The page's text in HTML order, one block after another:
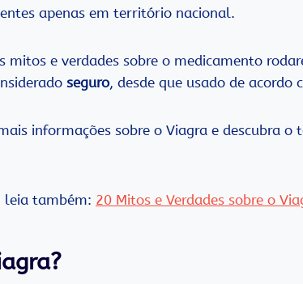
apenas em território nacional.
mitos e verdades sobre o medicamento
seguro, desde que usado de acordo
informações sobre o Viagra e descubra
leia também: 20 Mitos e Verdades sobre o